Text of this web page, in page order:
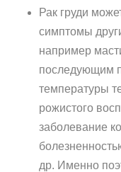
Рак груди
симптомы
например
последующим
температуры
рожистого
заболевание
др. Именно